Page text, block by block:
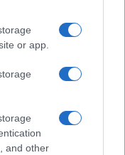
or app.
and other
#NO VAX
57
Leggi i commenti